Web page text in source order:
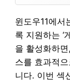
윈도우11에서
록 지원하는 ‘
을 활성화하
스를 효과적
니다. 이번 섹